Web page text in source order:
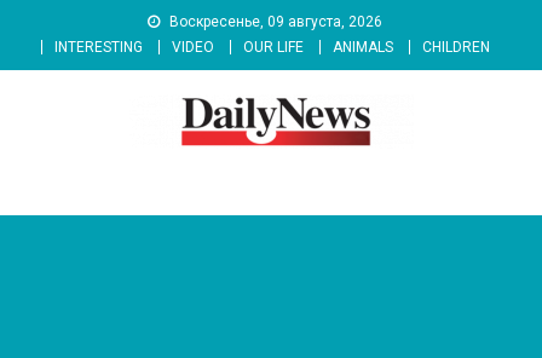
content
Воскресенье, 09 августа, 2026
INTERESTING
VIDEO OUR LIFE ANIMALS CHILDREN